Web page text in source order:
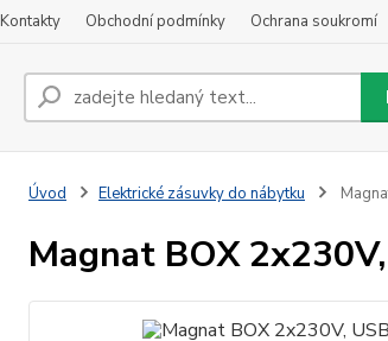
Kontakty Obchodní podmínky Ochrana soukromí
Úvod Elektrické zásuvky do nábytku
Magnat BOX